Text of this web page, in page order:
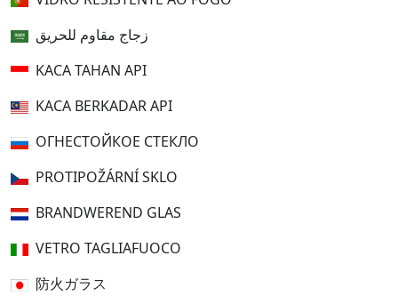
زجاج مقاوم للحريق
KACA TAHAN API
KACA BERKADAR API
ОГНЕСТОЙКОЕ СТЕКЛО
PROTIPOŽÁRNÍ SKLO
BRANDWEREND GLAS
VETRO TAGLIAFUOCO
防火ガラス